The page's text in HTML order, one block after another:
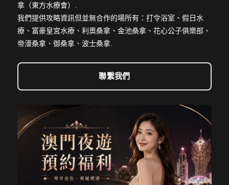
拿（東方水療會）.
我們提供攻略資訊但並無合作的場所有：打令浴室、假日水
療、富豪皇宮水療、利奧桑拿、金池桑拿、花心公子俱樂部、
帝濠桑拿、御桑拿、波士桑拿.
聯繫我們